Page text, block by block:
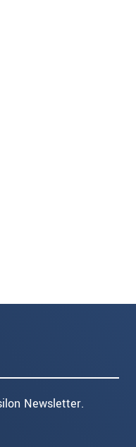
Newsletter.